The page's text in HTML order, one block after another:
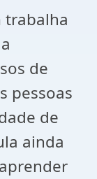
trabalha
de
pessoas
de
ainda